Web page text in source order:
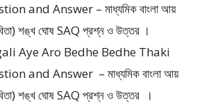
and Answer – মাধ্যমিক বাংলা আয়
শঙ্খ ঘোষ SAQ প্রশ্ন ও উত্তর ।
Aye Aro Bedhe Bedhe Thaki
and Answer – মাধ্যমিক বাংলা আয়
শঙ্খ ঘোষ SAQ প্রশ্ন ও উত্তর ।